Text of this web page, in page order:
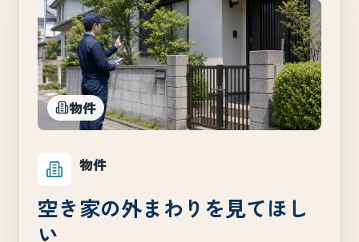
物件
物件
空き家の外まわりを見てほし
い